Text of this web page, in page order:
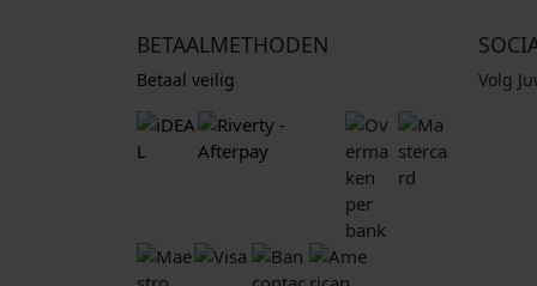
BETAALMETHODEN
Betaal veilig Volg